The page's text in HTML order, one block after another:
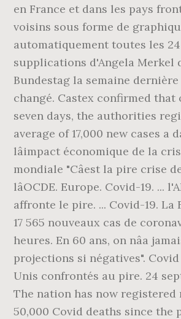
en France et dans les pays
voisins sous forme de
automatiquement toutes les 24
supplications d'Angela Merkel
Bundestag la semaine
changé. Castex confirmed that
seven days, the authorities
average of 17,000 new cases a
lâimpact économique de la
mondiale "Câest la pire crise
lâOCDE. Europe. Covid-19. ...
affronte le pire. ... Covid-19. La
17 565 nouveaux cas de
heures. En 60 ans, on nâa
projections si négatives".
Unis confrontés au pire. 24
The nation has now registered
50,000 Covid deaths since the